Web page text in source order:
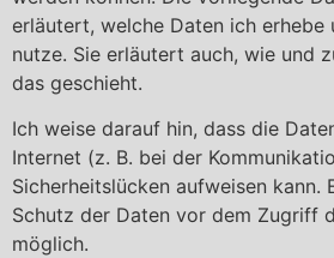
erläutert, welche Daten ich erhebe
nutze. Sie erläutert auch, wie und
das geschieht.
Ich weise darauf hin, dass die
Internet (z. B. bei der
Sicherheitslücken aufweisen kann.
Schutz der Daten vor dem Zugriff
möglich.